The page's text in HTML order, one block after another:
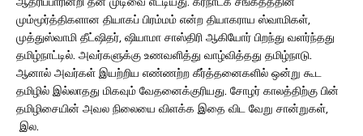
மும்மூர்த்திகளான தியாகப் பிரம்மம் என்ற தியாகராய ஸ்வாமிகள்,
முத்துஸ்வாமி தீட்ஷிதர், ஷியாமா சாஸ்திரி ஆகியோர் பிறந்து வளர்ந்தது
தமிழ்நாட்டில். அவர்களுக்கு உணவளித்து வாழ்வித்தது தமிழ்நாடு.
ஆனால் அவர்கள் இயற்றிய எண்ணற்ற கீர்த்தனைகளில் ஒன்று கூட
தமிழில் இல்லாதது மிகவும் வேதனைக்குரியது. சோழர் காலத்திற்கு பின்
தமிழிசையின் அவல நிலையை விளக்க இதை விட வேறு சான்றுகள்,
இல.